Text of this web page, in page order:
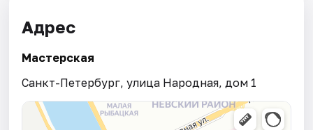
Адрес
Мастерская
Санкт-Петербург, улица Народная, дом 1